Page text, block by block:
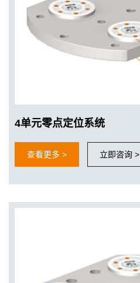
4单元零点定位系统
查看更多 > 立即咨询 >